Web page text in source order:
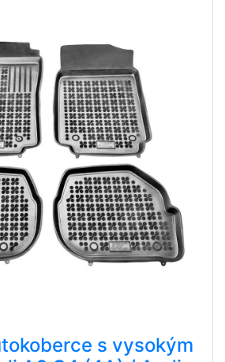
s vysokým